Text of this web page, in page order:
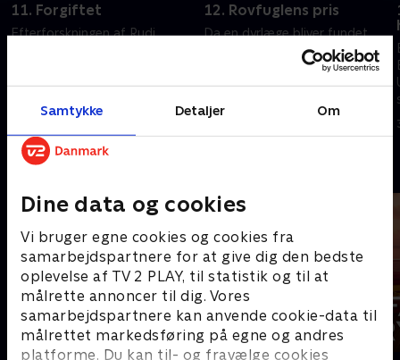
Samtykke Detaljer Om
Dine data og cookies
Vi bruger egne cookies og cookies fra
samarbejdspartnere for at give dig den bedste
oplevelse af TV 2 PLAY, til statistik og til at
målrette annoncer til dig. Vores
samarbejdspartnere kan anvende cookie-data til
målrettet markedsføring på egne og andres
platforme. Du kan til- og fravælge cookies
11. Forgiftet
Efterforskningen af Rudi
mørk hemmelighed. Og da de
om den er sand.
28. oktober 2025 • 48 min
12. Rovfuglens pris
Da en dyrlæge bliver fundet
død på et falkonercenter,
vender et uventet opgør og en
hemmelig graviditet op og ned
29. oktober 2025 • 48 min
Andre så også